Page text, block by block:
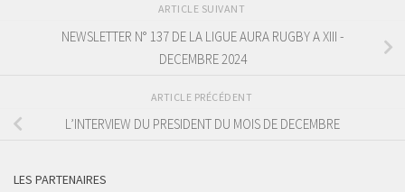
ARTICLE SUIVANT
NEWSLETTER N° 137 DE LA LIGUE AURA RUGBY A XIII -
DECEMBRE 2024
ARTICLE PRÉCÉDENT
L’INTERVIEW DU PRESIDENT DU MOIS DE DECEMBRE
LES PARTENAIRES